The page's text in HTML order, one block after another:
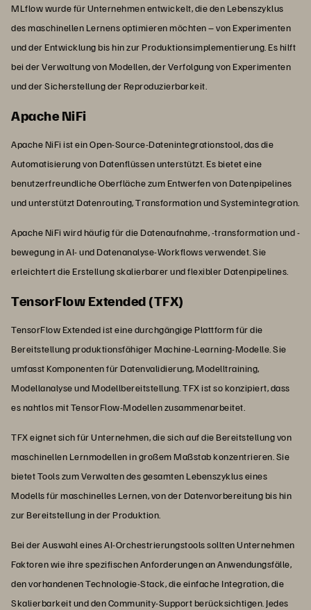
MLflow wurde für Unternehmen entwickelt, die den Lebenszyklus
des maschinellen Lernens optimieren möchten – von Experimenten
und der Entwicklung bis hin zur Produktionsimplementierung. Es hilft
bei der Verwaltung von Modellen, der Verfolgung von Experimenten
und der Sicherstellung der Reproduzierbarkeit.
Apache NiFi
Apache NiFi ist ein Open-Source-Datenintegrationstool, das die
Automatisierung von Datenflüssen unterstützt. Es bietet eine
benutzerfreundliche Oberfläche zum Entwerfen von Datenpipelines
und unterstützt Datenrouting, Transformation und Systemintegration.
Apache NiFi wird häufig für die Datenaufnahme, -transformation und -
bewegung in AI- und Datenanalyse-Workflows verwendet. Sie
erleichtert die Erstellung skalierbarer und flexibler Datenpipelines.
TensorFlow Extended (TFX)
TensorFlow Extended ist eine durchgängige Plattform für die
Bereitstellung produktionsfähiger Machine-Learning-Modelle. Sie
umfasst Komponenten für Datenvalidierung, Modelltraining,
Modellanalyse und Modellbereitstellung. TFX ist so konzipiert, dass
es nahtlos mit TensorFlow-Modellen zusammenarbeitet.
TFX eignet sich für Unternehmen, die sich auf die Bereitstellung von
maschinellen Lernmodellen in großem Maßstab konzentrieren. Sie
bietet Tools zum Verwalten des gesamten Lebenszyklus eines
Modells für maschinelles Lernen, von der Datenvorbereitung bis hin
zur Bereitstellung in der Produktion.
Bei der Auswahl eines AI-Orchestrierungstools sollten Unternehmen
Faktoren wie ihre spezifischen Anforderungen an Anwendungsfälle,
den vorhandenen Technologie-Stack, die einfache Integration, die
Skalierbarkeit und den Community-Support berücksichtigen. Jedes